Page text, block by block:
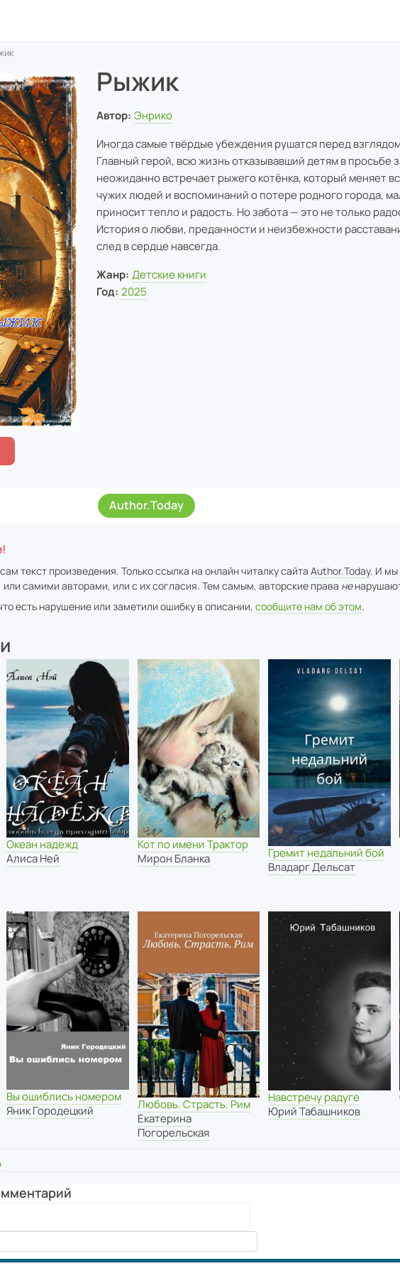
Рыжик
Автор: Энрико
Иногда самые твёрдые убеждения рушатся перед
Главный герой, всю жизнь отказывавший детям в просьбе
неожиданно встречает рыжего котёнка, который меняет
чужих людей и воспоминаний о потере родного города,
приносит тепло и радость. Но забота — это не только
История о любви, преданности и неизбежности
след в сердце навсегда.
Жанр: Детские книги
Год: 2025
Author.Today
текст произведения. Только ссылка на онлайн читалку сайта Author.Today. И мы
самими авторами, или с их согласия. Тем самым, авторские права не
есть нарушение или заметили ошибку в описании, сообщите нам об этом.
Океан надежд
Алиса Ней
Кот по имени Трактор
Мирон Бланка
Гремит недальний бой
Владарг Дельсат
Вы ошиблись номером
Яник Городецкий
Любовь. Страсть. Рим
Екатерина
Погорельская
Навстречу радуге
Юрий Табашников